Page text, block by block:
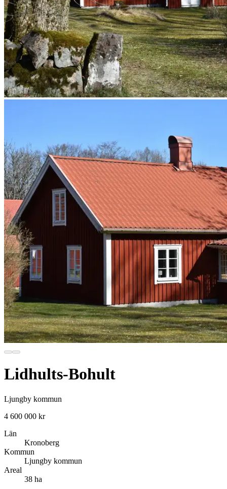
Lidhults-Bohult
Ljungby kommun
4 600 000 kr
Län
Kronoberg
Kommun
Ljungby kommun
Areal
38 ha